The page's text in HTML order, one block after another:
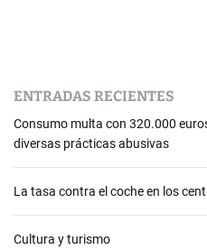
ENTRADAS RECIENTES
Consumo multa con 320.000
diversas prácticas abusivas
La tasa contra el coche en los
Cultura y turismo